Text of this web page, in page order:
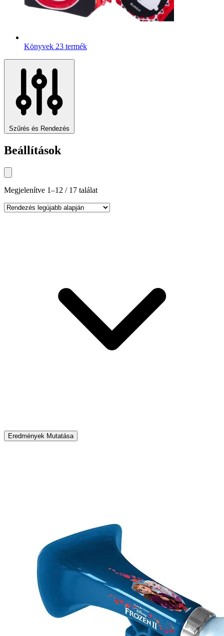
Könyvek 23 termék
Szűrés és Rendezés
Beállítások
Megjelenítve 1–12 / 17 találat
Eredmények Mutatása